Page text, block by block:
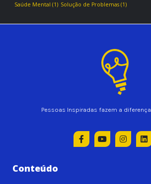
Saúde Mental (1) Solução de Problemas(1)
Pessoas Inspiradas fazem a diferença…
Conteúdo